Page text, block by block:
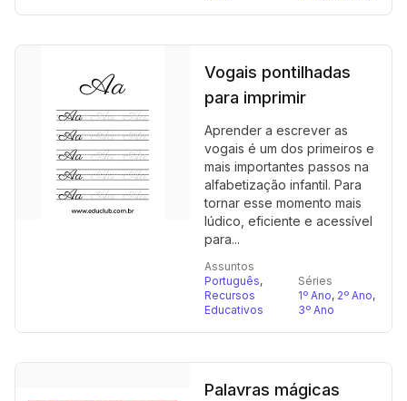
Vogais pontilhadas
para imprimir
Aprender a escrever as
vogais é um dos primeiros e
mais importantes passos na
alfabetização infantil. Para
tornar esse momento mais
lúdico, eficiente e acessível
para...
Assuntos
Português,
Recursos
Educativos
Séries
1º Ano, 2º Ano,
3º Ano
Palavras mágicas